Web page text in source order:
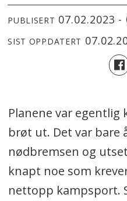
PUBLISERT 07.02.2023 -
SIST OPPDATERT
Planene var egentlig
brøt ut. Det var bare
nødbremsen og
knapt noe som
nettopp kampsport.